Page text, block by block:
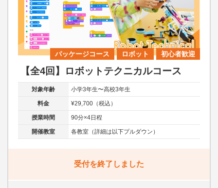
パッケージコース ロボット 初心者歓迎
【全4回】ロボットテクニカルコース
対象年齢 小学3年生〜高校3年生
料金 ¥29,700（税込）
授業時間 90分×4日程
開催教室 各教室（詳細は以下プルダウン）
受付を終了しました